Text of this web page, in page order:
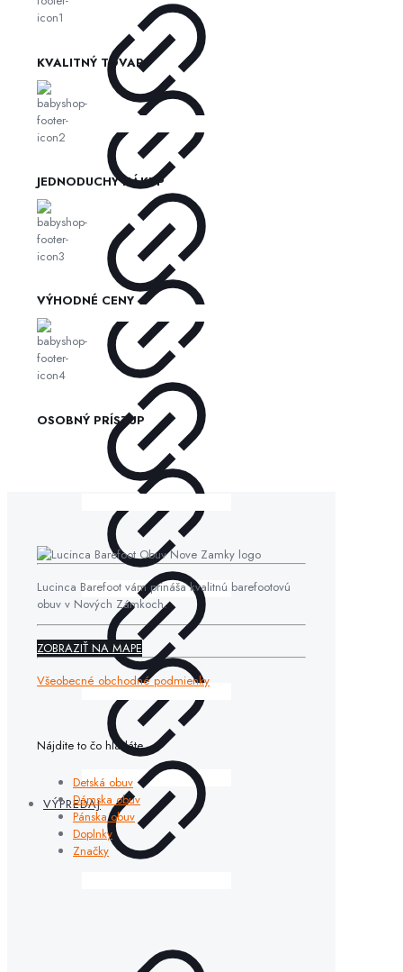
VÝPREDAJ
KVALITNÝ TOVAR
JEDNODUCHÝ NÁKUP
VÝHODNÉ CENY
OSOBNÝ PRÍSTUP
Lucinca Barefoot vám prináša kvalitnú barefootovú
obuv v Nových Zámkoch.
ZOBRAZIŤ NA MAPE
Všeobecné obchodné podmienky
Nájdite to čo hľadáte
Detská obuv
Dámska obuv
Pánska obuv
Doplnky
Značky